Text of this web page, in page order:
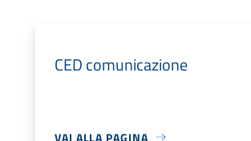
CED comunicazione
VAI ALLA PAGINA